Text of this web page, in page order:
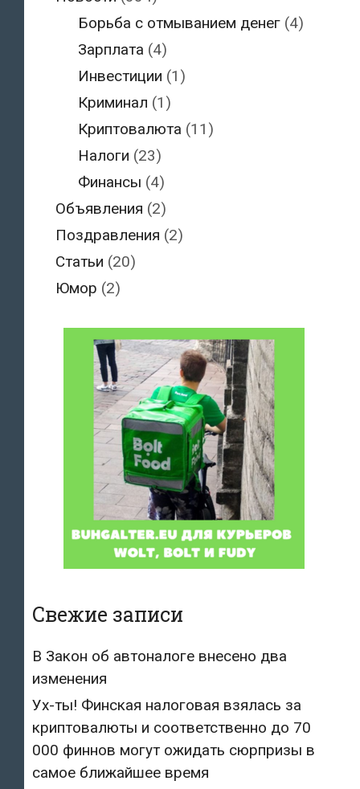
Борьба с отмыванием денег (4)
Зарплата (4)
Инвестиции (1)
Криминал (1)
Криптовалюта (11)
Налоги (23)
Финансы (4)
Объявления (2)
Поздравления (2)
Статьи (20)
Юмор (2)
Свежие записи
В Закон об автоналоге внесено два
изменения
Ух-ты! Финская налоговая взялась за
криптовалюты и соответственно до 70
000 финнов могут ожидать сюрпризы в
самое ближайшее время